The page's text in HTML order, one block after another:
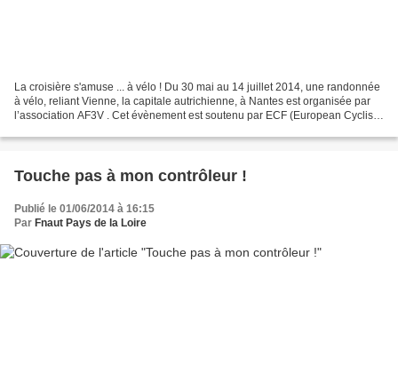
La croisière s'amuse ... à vélo ! Du 30 mai au 14 juillet 2014, une randonnée
à vélo, reliant Vienne, la capitale autrichienne, à Nantes est organisée par
l’association AF3V . Cet évènement est soutenu par ECF (European Cyclists’
Touche pas à mon contrôleur !
Publié le 01/06/2014 à 16:15
Par Fnaut Pays de la Loire